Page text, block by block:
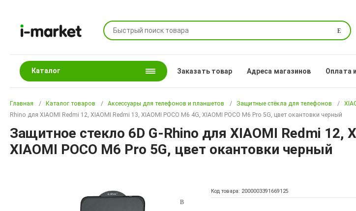
Поиск
Каталог Заказать товар Адреса магазинов Оплата
Главная Каталог товаров Аксессуары для телефонов и планшетов Защитные стёкла для телефонов
Rhino для XIAOMI Redmi 12, XIAOMI Redmi 13, XIAOMI POCO M6 4G, XIAOMI POCO M6 Pro 5G, цвет окантовки черный
Защитное стекло 6D G-Rhino для XIAOMI Redmi 12,
XIAOMI POCO M6 Pro 5G, цвет окантовки черный
Код товара: 2000003391669125